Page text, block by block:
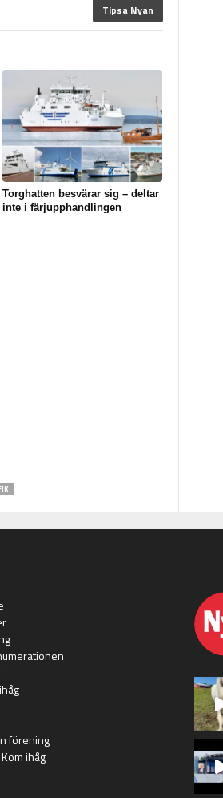
Tipsa Nyan
Torghatten besvärar sig – deltar
inte i färjupphandlingen
förening
ihåg